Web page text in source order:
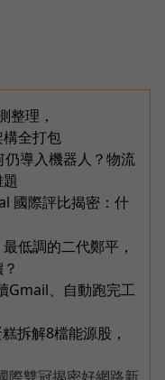
整理，
全打包
導入機器人？物流
國際評比揭密：什
低調的二代鄭平，
Gmail、自動跑完工
拆解8檔能源股，